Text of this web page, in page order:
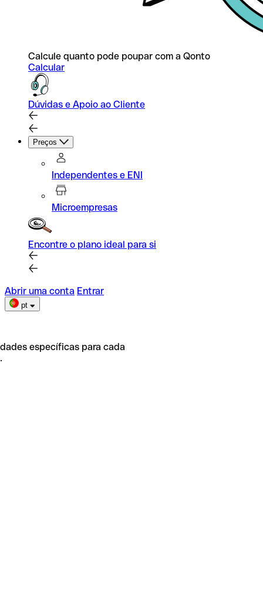
Calcule quanto pode poupar com a Qonto
Calcular
Dúvidas e Apoio ao Cliente
Preços
Independentes e ENI
Microempresas
Encontre o plano ideal para si
Abrir uma conta Entrar
pt
específicas para cada